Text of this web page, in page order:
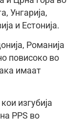
Унгарија,
и Естонија.
Романија
повисоко во
имаат
изгубија
PPS во